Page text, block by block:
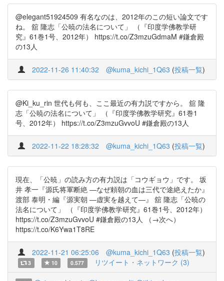
@elegant51924509 有名なのは、2012年のこの短い論文です
ね。 舘 隆志「公暁の法名について」 （『印度学佛教学研
究』61巻1号、2012年） https://t.co/Z3mzuGdmaM #鎌倉殿
の13人
2022-11-26 11:40:32 @kuma_kichi_1Q63 (投稿一覧)
@Ki_ku_rin 世代も何も、ここ最近の有力説ですから。 舘 隆
志「公暁の法名について」 （『印度学佛教学研究』61巻1
号、2012年） https://t.co/Z3mzuGvvoU #鎌倉殿の13人
2022-11-22 18:28:32 @kuma_kichi_1Q63 (投稿一覧)
現在、「公暁」の読み方の有力説は「コウギョウ」です。 坂
井 孝一『源氏将軍断絶 ―なぜ頼朝の血は三代で途絶えたか』
渡部 泰明・編『源実朝 ―虚実を越えて―』 舘 隆志「公暁の
法名について」 （『印度学佛教学研究』61巻1号、2012年）
https://t.co/Z3mzuGvvoU #鎌倉殿の13人 （→次へ）
https://t.co/K6Ywa1T8RE
2022-11-21 06:25:06 @kuma_kichi_1Q63 (投稿一覧)
3 10 0.577 リツイート・ネットワーク (3)